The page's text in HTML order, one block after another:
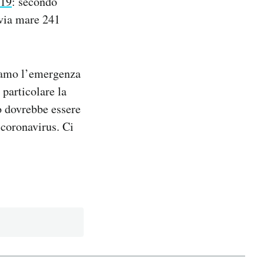
mare 241
l’emergenza
particolare la
essere
Ci